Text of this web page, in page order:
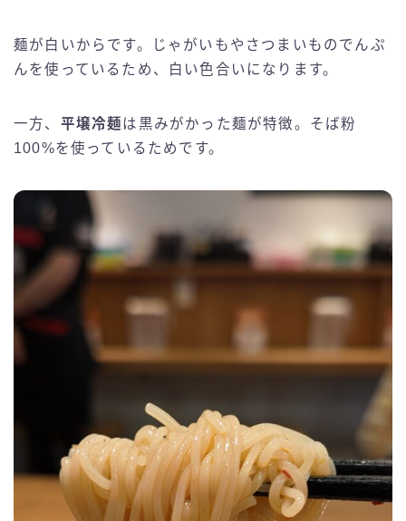
麺が白いからです。じゃがいもやさつまいものでんぷ
んを使っているため、白い色合いになります。
一方、 平壌冷麺は黒みがかった麺が特徴。そば粉
100%を使っているためです。